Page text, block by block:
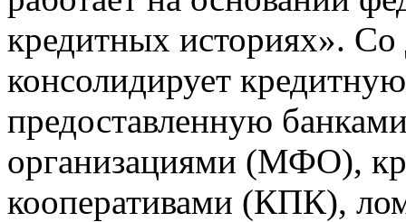
кредитных историях».
консолидирует
предоставленную
организациями (МФО),
кооперативами (КПК),